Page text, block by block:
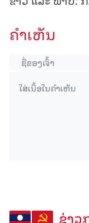
ຄໍາເຫັນ
ຂ່າວ